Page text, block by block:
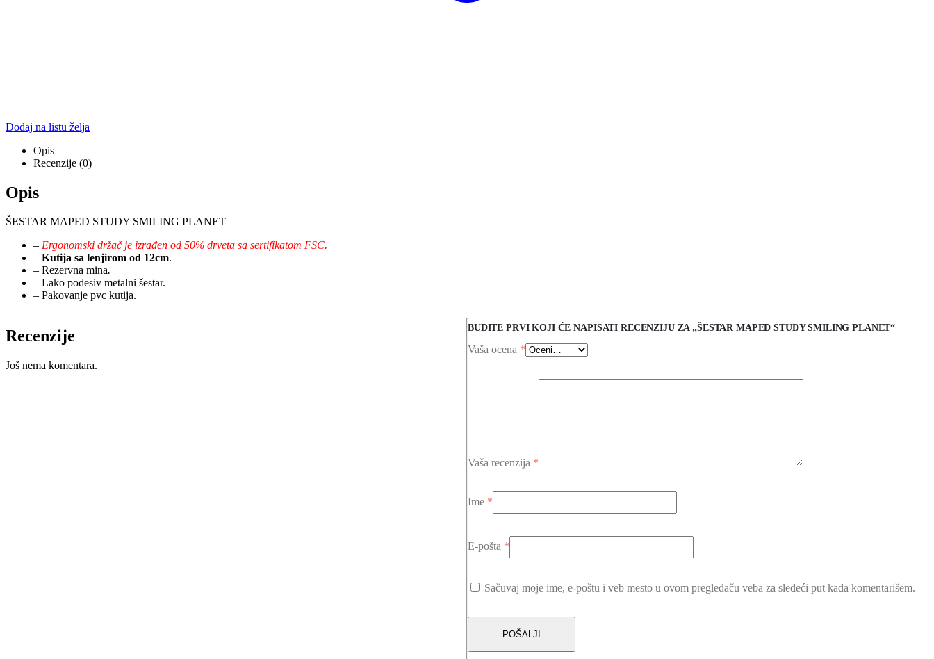
Dodaj na listu želja
Opis
Recenzije (0)
Opis
ŠESTAR MAPED STUDY SMILING PLANET
– Ergonomski držač je izrađen od 50% drveta sa sertifikatom FSC.
– Kutija sa lenjirom od 12cm.
– Rezervna mina.
– Lako podesiv metalni šestar.
– Pakovanje pvc kutija.
Recenzije
Još nema komentara.
BUDITE PRVI KOJI ĆE NAPISATI RECENZIJU ZA „ŠESTAR MAPED STUDY SMILING PLANET“
Vaša ocena *
Vaša recenzija *
Ime *
E-pošta *
Sačuvaj moje ime, e-poštu i veb mesto u ovom pregledaču veba za sledeći put kada komentarišem.